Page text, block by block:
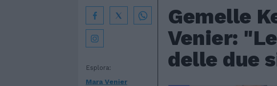
Gemelle
Venier:
delle due
Esplora:
Mara Venier